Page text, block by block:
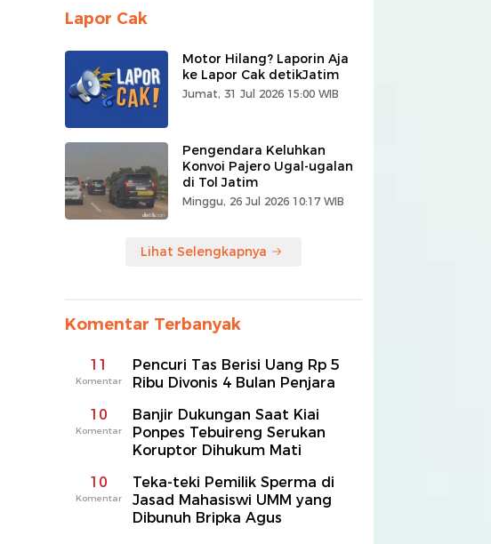
Lapor Cak
Motor Hilang? Laporin Aja
ke Lapor Cak detikJatim
Jumat, 31 Jul 2026 15:00 WIB
Pengendara Keluhkan
Konvoi Pajero Ugal-ugalan
di Tol Jatim
Minggu, 26 Jul 2026 10:17 WIB
Lihat Selengkapnya
Komentar Terbanyak
11
Komentar
Pencuri Tas Berisi Uang Rp 5
Ribu Divonis 4 Bulan Penjara
10
Komentar
Banjir Dukungan Saat Kiai
Ponpes Tebuireng Serukan
Koruptor Dihukum Mati
10
Komentar
Teka-teki Pemilik Sperma di
Jasad Mahasiswi UMM yang
Dibunuh Bripka Agus